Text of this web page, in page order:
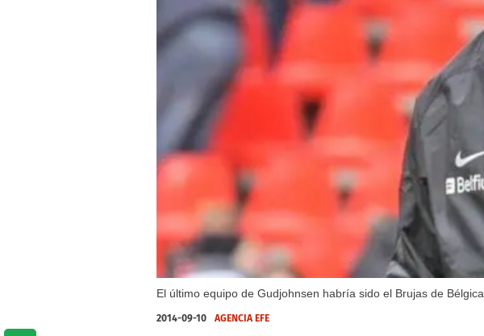
El último equipo de Gudjohnsen habría sido el Brujas de Bélgica.
2014-09-10 AGENCIA EFE